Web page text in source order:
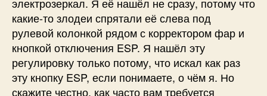
какие-то злодеи спрятали её слева под
рулевой колонкой рядом с корректором фар и
кнопкой отключения ESP. Я нашёл эту
регулировку только потому, что искал как раз
эту кнопку ESP, если понимаете, о чём я. Но
скажите честно, как часто вам требуется